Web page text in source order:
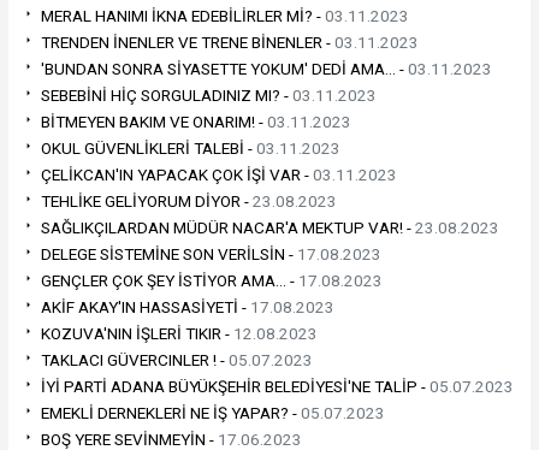
MERAL HANIMI İKNA EDEBİLİRLER Mİ? -03.11.2023
TRENDEN İNENLER VE TRENE BİNENLER -03.11.2023
'BUNDAN SONRA SİYASETTE YOKUM' DEDİ AMA… -03.11.2023
SEBEBİNİ HİÇ SORGULADINIZ MI? -03.11.2023
BİTMEYEN BAKIM VE ONARIM! -03.11.2023
OKUL GÜVENLİKLERİ TALEBİ -03.11.2023
ÇELİKCAN'IN YAPACAK ÇOK İŞİ VAR -03.11.2023
TEHLİKE GELİYORUM DİYOR -23.08.2023
SAĞLIKÇILARDAN MÜDÜR NACAR'A MEKTUP VAR! -23.08.2023
DELEGE SİSTEMİNE SON VERİLSİN - 17.08.2023
GENÇLER ÇOK ŞEY İSTİYOR AMA… - 17.08.2023
AKİF AKAY'IN HASSASİYETİ - 17.08.2023
KOZUVA'NIN İŞLERİ TIKIR - 12.08.2023
TAKLACI GÜVERCINLER ! -05.07.2023
İYİ PARTİ ADANA BÜYÜKŞEHİR BELEDİYESİ'NE TALİP -05.07.2023
EMEKLİ DERNEKLERİ NE İŞ YAPAR? -05.07.2023
BOŞ YERE SEVİNMEYİN - 17.06.2023